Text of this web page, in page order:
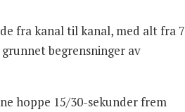
fra kanal til kanal, med alt fra 7
begrensninger av
hoppe 15/30-sekunder frem